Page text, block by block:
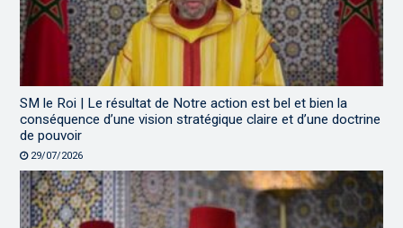
SM le Roi | Le résultat de Notre action est bel et bien la
conséquence d’une vision stratégique claire et d’une doctrine
de pouvoir
29/07/2026